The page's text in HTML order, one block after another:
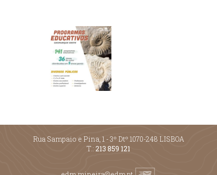
Rua Sampaio e Pina, 1 - 3º Dtº 1070-248 LISBOA
T.: 213 859 121